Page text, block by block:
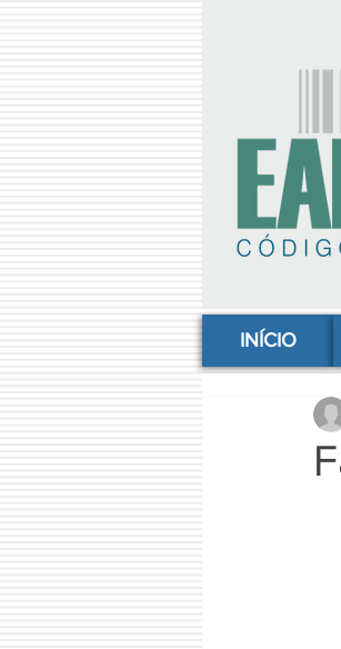
comprar codigo de barras, comprar código de
INÍCIO